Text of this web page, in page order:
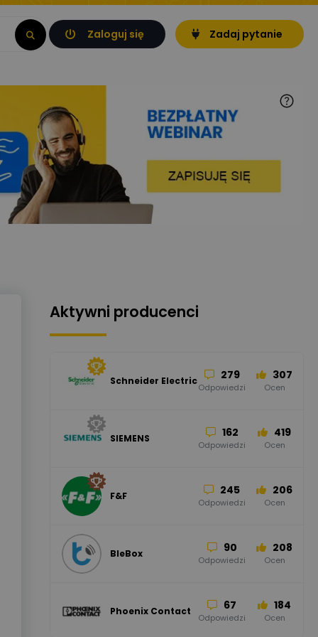
Zaloguj się Zadaj pytanie
Aktywni producenci
Schneider Electric 279
Odpowiedzi
307
Ocen
SIEMENS 162
Odpowiedzi
419
Ocen
F&F 245
Odpowiedzi
206
Ocen
BleBox 90
Odpowiedzi
208
Ocen
Phoenix Contact 67
Odpowiedzi
184
Ocen